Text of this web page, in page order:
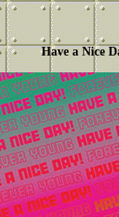
Have a Nice